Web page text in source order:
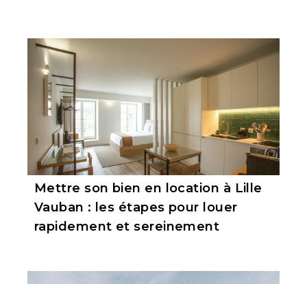
Mettre son bien en location à Lille
Vauban : les étapes pour louer
rapidement et sereinement